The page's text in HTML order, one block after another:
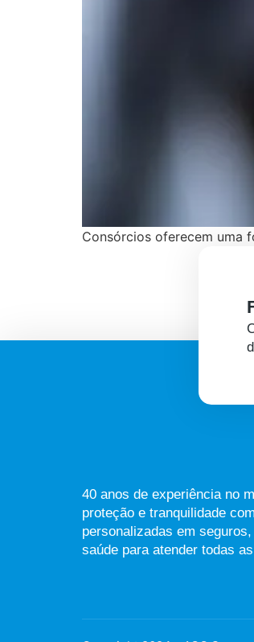
Consórcios oferecem uma
40 anos de experiência no
proteção e tranquilidade
personalizadas em
saúde para atender todas